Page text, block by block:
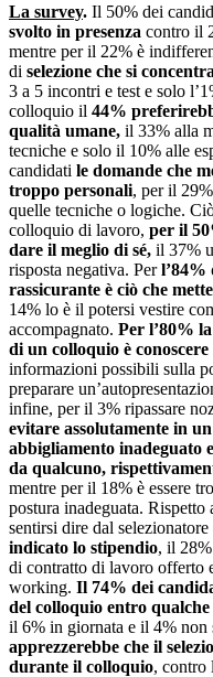
La survey. Il 50% dei
svolto in presenza contro il
mentre per il 22% è
di selezione che si
3 a 5 incontri e test e solo
colloquio il 44%
qualità umane, il 33% alla
tecniche e solo il 10% alle
candidati le domande che
troppo personali, per il
quelle tecniche o logiche.
colloquio di lavoro, per il
dare il meglio di sé, il 37%
risposta negativa. Perl’84%
rassicurante è ciò che
14% lo è il potersi vestire
accompagnato. Per l’80%
di un colloquio è conoscere
informazioni possibili sulla
preparare
infine, per il 3% ripassare
evitare assolutamente in
abbigliamento inadeguato
da qualcuno,
mentre per il 18% è essere
postura inadeguata.
sentirsi dire dal
indicato lo stipendio, il
di contratto di lavoro offerto
working. Il 74% dei
del colloquio entro
il 6% in giornata e il 4% non
apprezzerebbe che il
durante il colloquio, contro